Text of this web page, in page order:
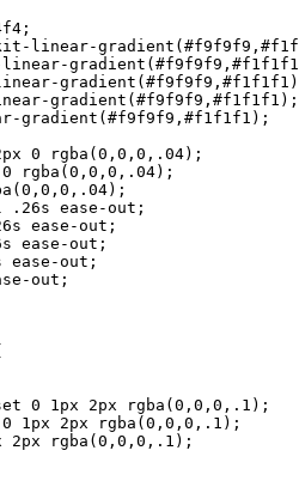
linear-
gradient(#f9f9f9,#f1f1f1);
gradient(#f9f9f9,#f1f1f1);
0 rgba(0,0,0,.04);
rgba(0,0,0,.04);
.26s ease-out;
ease-out;
ease-out;
ease-out;
out;
0 1px 2px rgba(0,0,0,.1);
1px 2px rgba(0,0,0,.1);
2px rgba(0,0,0,.1);